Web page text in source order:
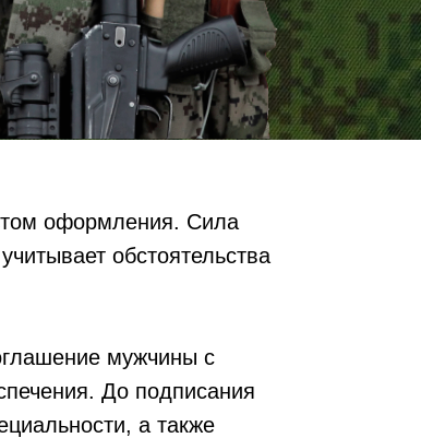
оформления. Сила
обстоятельства
мужчины с
До подписания
а также